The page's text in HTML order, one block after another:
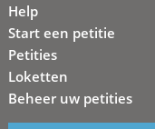
Help
Start een petitie
Petities
Loketten
Beheer uw petities